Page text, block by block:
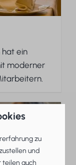
hat ein
moderner
zu
und
teilen auch